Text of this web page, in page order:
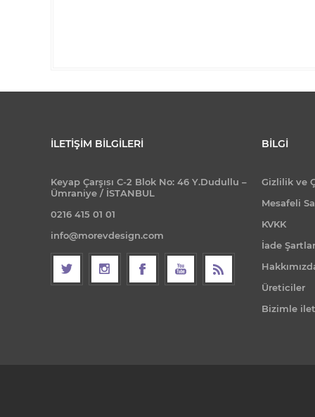
İLETIŞIM BILGILERI
Keyap Çarşısı C-2 Blok No: 46 Y.Dudullu –
Ümraniye / İSTANBUL
0216 415 01 01
info@morevdesign.com
BILGI
Gizlilik ve
Mesafeli
KVKK
İade
Üreticiler
Bizimle